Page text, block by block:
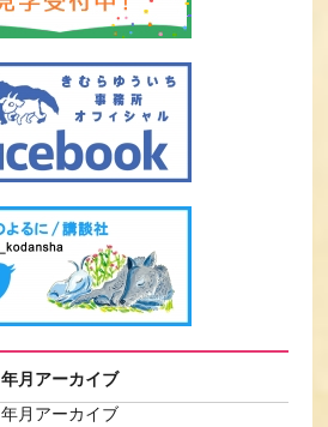
年月アーカイブ
年月アーカイブ